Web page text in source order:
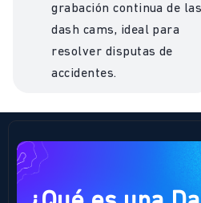
grabación continua de las
dash cams, ideal para
resolver disputas de
accidentes.